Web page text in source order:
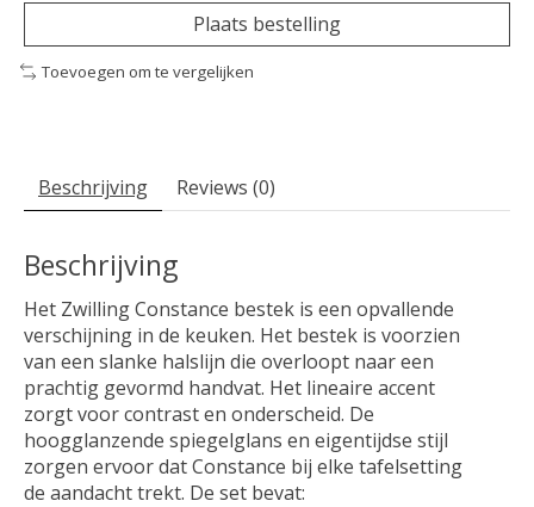
Plaats bestelling
Toevoegen om te vergelijken
Beschrijving Reviews (0)
Beschrijving
Het Zwilling Constance bestek is een opvallende
verschijning in de keuken. Het bestek is voorzien
van een slanke halslijn die overloopt naar een
prachtig gevormd handvat. Het lineaire accent
zorgt voor contrast en onderscheid. De
hoogglanzende spiegelglans en eigentijdse stijl
zorgen ervoor dat Constance bij elke tafelsetting
de aandacht trekt. De set bevat: